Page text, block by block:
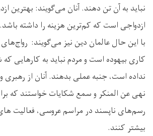
نباید به آن تن دهند. آنان می‌گویند: بهترین
ازدواجی است که کم‌ترین هزینه را داشته باشد.
با این حال عالمان دین نیز می‌گویند:
کاری بیهوده است و مردم نباید به کارهایی که
نداده است، جنبه عملی بدهند. آنان از رهبری
نهی عن المنکر و سمع شکایات خواستند که
رسم‌های ناپسند در مراسم عروسی، فعالیت
بیشتر کنند.